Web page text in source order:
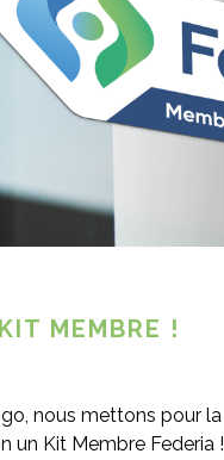
MEMBRE !
nous mettons pour la
un Kit Membre Federia !